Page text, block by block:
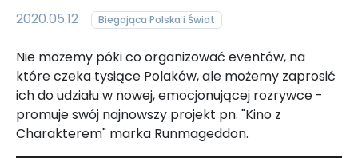
2020.05.12 Biegająca Polska i Świat
Nie możemy póki co organizować eventów, na
które czeka tysiące Polaków, ale możemy zaprosić
ich do udziału w nowej, emocjonującej rozrywce -
promuje swój najnowszy projekt pn. "Kino z
Charakterem" marka Runmageddon.